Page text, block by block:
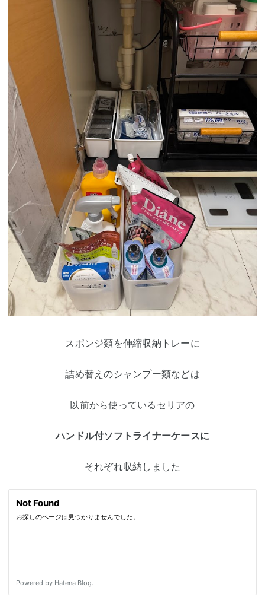
スポンジ類を伸縮収納トレーに
詰め替えのシャンプー類などは
以前から使っているセリアの
ハンドル付ソフトライナーケースに
それぞれ収納しました